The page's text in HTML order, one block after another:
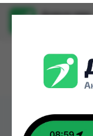
Доруи ман